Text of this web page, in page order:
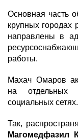
Основная часть
крупных городах
направлены в
работы.
Махач Омаров
на отдельных
социальных сетях.
Так,
Магомедфазил